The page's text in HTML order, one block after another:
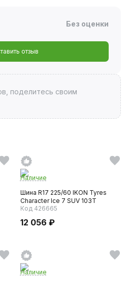
Без оценки
отзыв
поделитесь своим
Наличие
Шина R17 225/60 IKON Tyres
Character Ice 7 SUV 103T
Код 426665
12 056 ₽
Наличие